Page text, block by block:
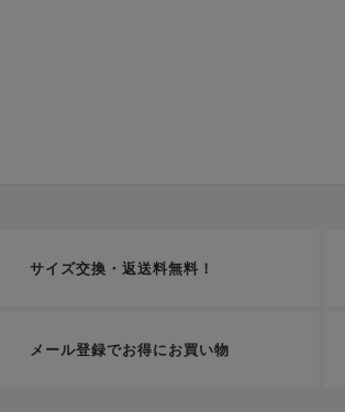
サイズ交換・返送料無料！
メール登録でお得にお買い物